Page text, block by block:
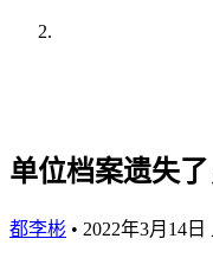
单位档案遗失了
都李彬 • 2022年3月14日